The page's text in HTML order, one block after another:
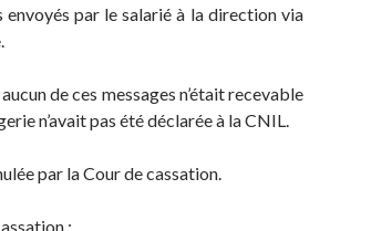
par le salarié à la direction via
de ces messages n’était recevable
n’avait pas été déclarée à la CNIL.
par la Cour de cassation.
: